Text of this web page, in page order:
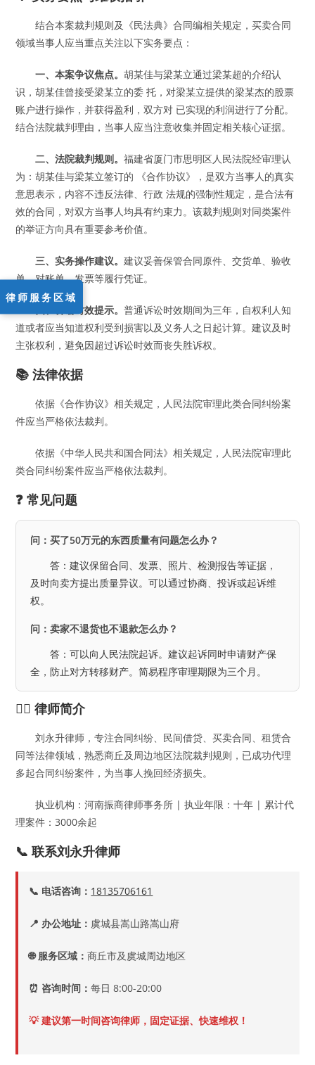
结合本案裁判规则及《民法典》合同编相关规定，买卖合同
领域当事人应当重点关注以下实务要点：
一、本案争议焦点。胡某佳与梁某立通过梁某超的介绍认
识，胡某佳曾接受梁某立的委 托，对梁某立提供的梁某杰的股票
账户进行操作，并获得盈利，双方对 已实现的利润进行了分配。
结合法院裁判理由，当事人应当注意收集并固定相关核心证据。
二、法院裁判规则。福建省厦门市思明区人民法院经审理认
为：胡某佳与梁某立签订的 《合作协议》，是双方当事人的真实
意思表示，内容不违反法律、行政 法规的强制性规定，是合法有
效的合同，对双方当事人均具有约束力。该裁判规则对同类案件
的举证方向具有重要参考价值。
三、实务操作建议。建议妥善保管合同原件、交货单、验收
单、对账单、发票等履行凭证。
四、诉讼时效提示。普通诉讼时效期间为三年，自权利人知
道或者应当知道权利受到损害以及义务人之日起计算。建议及时
主张权利，避免因超过诉讼时效而丧失胜诉权。
📚 法律依据
依据《合作协议》相关规定，人民法院审理此类合同纠纷案
件应当严格依法裁判。
依据《中华人民共和国合同法》相关规定，人民法院审理此
类合同纠纷案件应当严格依法裁判。
❓ 常见问题
问：买了50万元的东西质量有问题怎么办？
答：建议保留合同、发票、照片、检测报告等证据，
及时向卖方提出质量异议。可以通过协商、投诉或起诉维
权。
问：卖家不退货也不退款怎么办？
答：可以向人民法院起诉。建议起诉同时申请财产保
全，防止对方转移财产。简易程序审理期限为三个月。
👨‍⚖️ 律师简介
刘永升律师，专注合同纠纷、民间借贷、买卖合同、租赁合
同等法律领域，熟悉商丘及周边地区法院裁判规则，已成功代理
多起合同纠纷案件，为当事人挽回经济损失。
执业机构：河南振商律师事务所 | 执业年限：十年 | 累计代
理案件：3000余起
📞 联系刘永升律师
📞 电话咨询： 18135706161
📍 办公地址： 虞城县嵩山路嵩山府
🌐 服务区域：商丘市及虞城周边地区
⏰ 咨询时间：每日 8:00-20:00
💡 建议第一时间咨询律师，固定证据、快速维权！
律师服务区域